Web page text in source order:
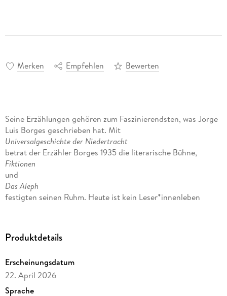
Merken Empfehlen Bewerten
Seine Erzählungen gehören zum Faszinierendsten, was Jorge
Luis Borges geschrieben hat. Mit
Universalgeschichte der Niedertracht
betrat der Erzähler Borges 1935 die literarische Bühne,
Fiktionen
und
Das Aleph
festigten seinen Ruhm. Heute ist kein Leser*innenleben
oder Messerstecher stehen psychologischen Studien,
Kabinettstücken von einmaliger Dichte und Farbkraft
gegenüber. Realität und Fiktion fließen ineinander, mit
präziser Sprache und philosophischer Tiefe erschafft Borges
Produktdetails
Erscheinungsdatum
22. April 2026
Sprache